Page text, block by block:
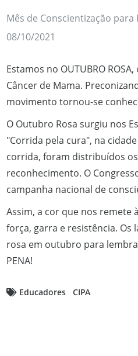
Mês de Conscientização
08/10/2021
Estamos no OUTUBRO
Câncer de Mama.
movimento tornou-se
O Outubro Rosa surgiu nos
"Corrida pela cura", na
corrida, foram distribuídos
reconhecimento. O
campanha nacional de
Assim, a cor que nos remete
força, garra e resistência. Os
rosa em outubro para lembrar
PENA!
Educadores CIPA